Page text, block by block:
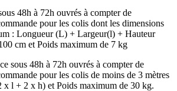
48h à 72h ouvrés à compter de
pour les colis dont les dimensions
: Longueur (L) + Largeur(l) + Hauteur
cm et Poids maximum de 7 kg
sous 48h à 72h ouvrés à compter de
pour les colis de moins de 3 mètres
x l + 2 x h) et Poids maximum de 30 kg.